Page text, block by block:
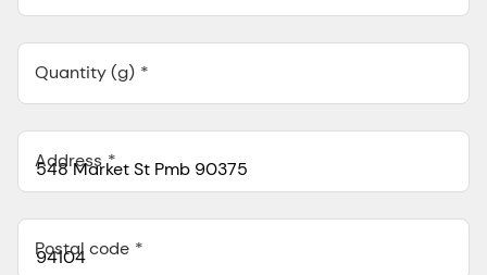
Quantity (g)
Address
Postal code